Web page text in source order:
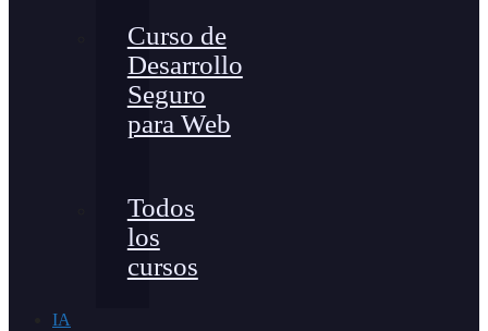
Curso de
Desarrollo
Seguro
para Web
Todos
los
cursos
IA